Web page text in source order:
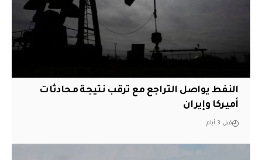
النفط يواصل التراجع مع ترقب نتيجة محادثات
أميركا وإيران
قبل 3 أيام